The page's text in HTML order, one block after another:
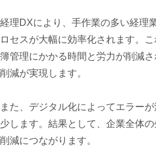
経理DXにより、手作業の多い経理
ロセスが大幅に効率化されます。
簿管理にかかる時間と労力が削減
削減が実現します。
また、デジタル化によってエラー
少します。結果として、企業全体
削減につながります。